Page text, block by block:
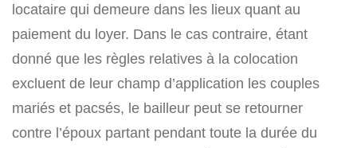
locataire qui demeure dans les lieux quant au
paiement du loyer. Dans le cas contraire, étant
donné que les règles relatives à la colocation
excluent de leur champ d’application les couples
mariés et pacsés, le bailleur peut se retourner
contre l’époux partant pendant toute la durée du